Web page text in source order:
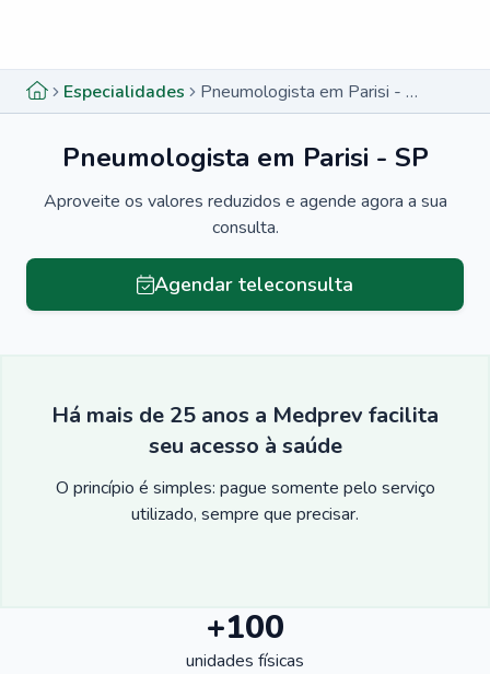
Especialidades Pneumologista em Parisi - SP
Pneumologista em Parisi - SP
Aproveite os valores reduzidos e agende agora a sua
consulta.
Agendar teleconsulta
Há mais de 25 anos a Medprev facilita
seu acesso à saúde
O princípio é simples: pague somente pelo serviço
utilizado, sempre que precisar.
+100
unidades físicas